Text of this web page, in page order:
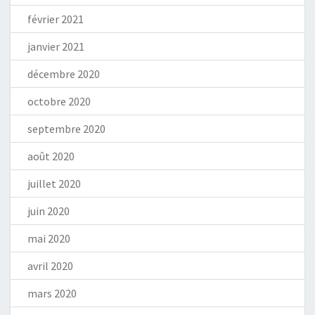
février 2021
janvier 2021
décembre 2020
octobre 2020
septembre 2020
août 2020
juillet 2020
juin 2020
mai 2020
avril 2020
mars 2020